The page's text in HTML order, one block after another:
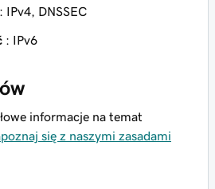
: IPv4, DNSSEC
: IPv6
informacje na temat
się z naszymi zasadami